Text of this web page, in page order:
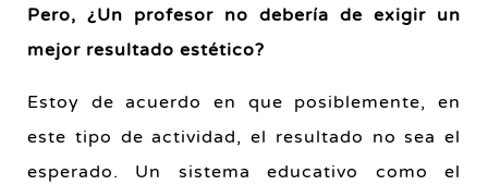
Pero, ¿Un profesor no debería de exigir un
mejor resultado estético?
Estoy de acuerdo en que posiblemente, en
este tipo de actividad, el resultado no sea el
esperado. Un sistema educativo como el